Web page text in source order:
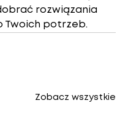
rozwiązania
Twoich potrzeb.
Zobacz wszystkie